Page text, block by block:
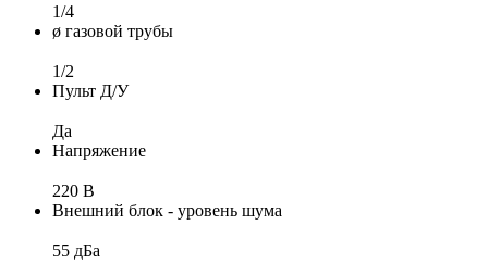
1/4
ø газовой трубы
1/2
Пульт Д/У
Да
Напряжение
220 В
Внешний блок - уровень шума
55 дБа